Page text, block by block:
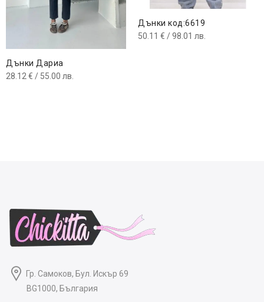
Дънки Дариа
28.12 € / 55.00 лв.
Дънки код:6619
50.11 € / 98.01 лв.
Гр. Самоков, Бул. Искър 69
BG1000, България